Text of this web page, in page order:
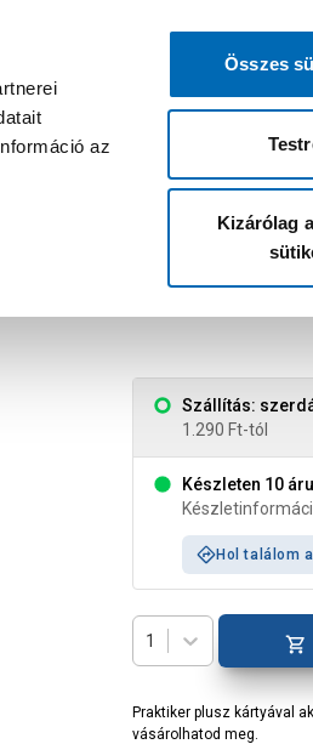
az
Összes
Kizárólag
bejelentkezni?
Áruházak és
10 részes
Szállítás:
1.290 Ft-tól
Készleten 10
Hol találom
1
Praktiker plusz kártyával
vásárolhatod meg.